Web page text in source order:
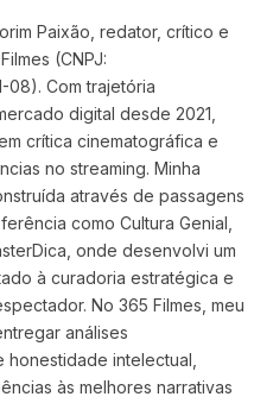
Paixão, redator, crítico e
(CNPJ:
08). Com trajetória
digital desde 2021,
crítica cinematográfica e
no streaming. Minha
através de passagens
como Cultura Genial,
onde desenvolvi um
à curadoria estratégica e
No 365 Filmes, meu
análises
honestidade intelectual,
às melhores narrativas